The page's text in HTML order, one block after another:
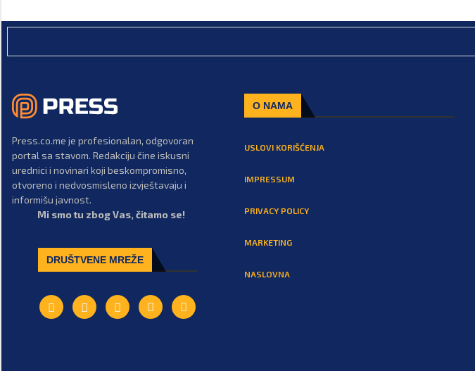
Press.co.me je profesionalan, odgovoran
portal sa stavom. Redakciju čine iskusni
urednici i novinari koji beskompromisno,
otvoreno i nedvosmisleno izvještavaju i
informišu javnost.
Mi smo tu zbog Vas, čitamo se!
DRUŠTVENE MREŽE
O NAMA
USLOVI KORIŠĆENJA
IMPRESSUM
PRIVACY POLICY
MARKETING
NASLOVNA